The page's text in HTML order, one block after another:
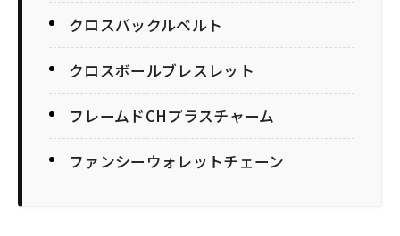
クロスバックルベルト
クロスボールブレスレット
フレームドCHプラスチャーム
ファンシーウォレットチェーン